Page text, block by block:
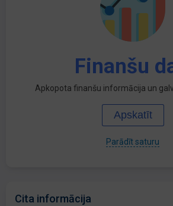
Finanšu
Apkopota finanšu informācija un
Apskatīt
Parādīt saturu
Cita informācija